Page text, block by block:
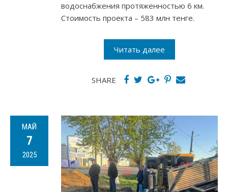
водоснабжения протяженностью 6 км.
Стоимость проекта – 583 млн тенге.
Читать далее
SHARE
МАЙ
7
2025